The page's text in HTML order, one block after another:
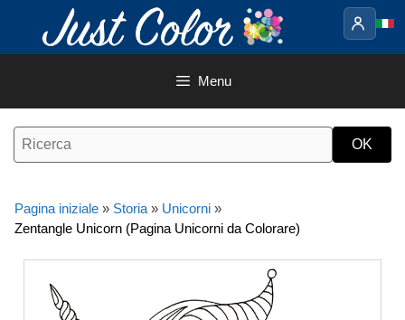
contenuto
Menu
Pagina iniziale » Storia » Unicorni »
Zentangle Unicorn (Pagina Unicorni da Colorare)